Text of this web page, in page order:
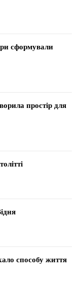
сформували
простір для
способу життя